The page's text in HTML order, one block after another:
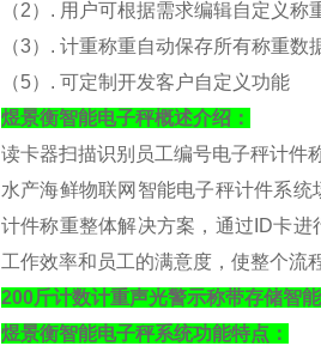
（2）. 用户可根据需求编辑自定义称
（3）. 计重称重自动保存所有称重数
（5）. 可定制开发客户自定义功能
煜景衡智能电子秤概述介绍：
读卡器扫描识别员工编号电子秤计件
水产海鲜物联网智能电子秤计件系
计件称重整体解决方案，通过 ID卡
工作效率和员工的满意度，使整个流
200斤计数计重声光警示称带存储智
煜景衡智能电子秤系统功能特点：